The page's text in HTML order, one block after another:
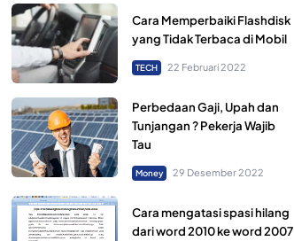
Cara Memperbaiki Flashdisk
yang Tidak Terbaca di Mobil
TECH 22 Februari 2022
Perbedaan Gaji, Upah dan
Tunjangan ? Pekerja Wajib
Tau
Money 29 Desember 2022
Cara mengatasi spasi hilang
dari word 2010 ke word 2007